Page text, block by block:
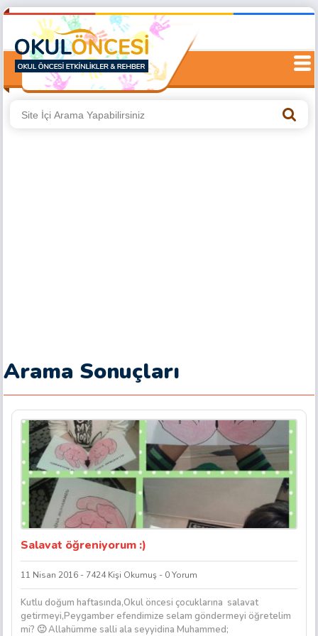
Arama Sonuçları
Salavat öğreniyorum :)
11 Nisan 2016 - 7424 Kişi Okumuş - 0 Yorum
Kutlu doğum haftasında,Okul öncesi çocuklarına salavat
getirmeyi,Peygamber efendimize selam göndermeyi öğretelim
mi? 🙂 Allahümme salli ala seyyidina Muhammed;